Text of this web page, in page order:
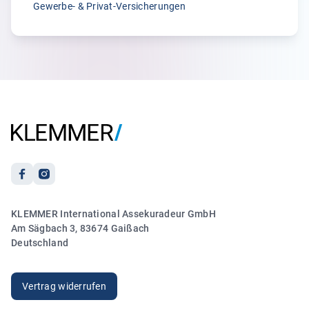
5.00
Anonym
21.03.2026
„Sehr freundlicher und kompetenter Kontakt. Vielen
Dank!“
Gewerbe- & Privat-Versicherungen
KLEMMER International Assekuradeur GmbH
Am Sägbach 3, 83674 Gaißach
Deutschland
Vertrag widerrufen